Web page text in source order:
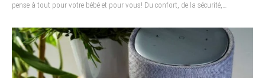
pense à tout pour votre bébé et pour vous! Du confort, de la sécurité,…